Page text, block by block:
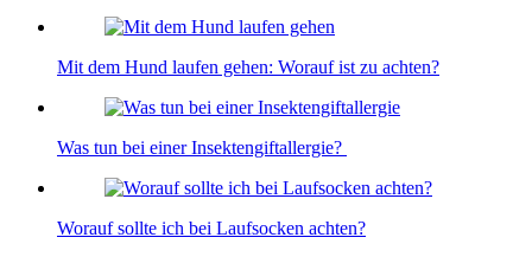
Mit dem Hund laufen gehen: Worauf ist zu achten?
Was tun bei einer Insektengiftallergie?
Worauf sollte ich bei Laufsocken achten?